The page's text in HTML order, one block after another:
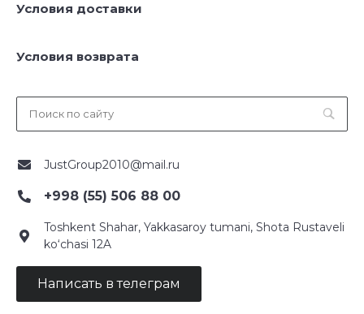
Условия доставки
Условия возврата
JustGroup2010@mail.ru
+998 (55) 506 88 00
Toshkent Shahar, Yakkasaroy tumani, Shota Rustaveli
ko‘chasi 12A
Написать в телеграм